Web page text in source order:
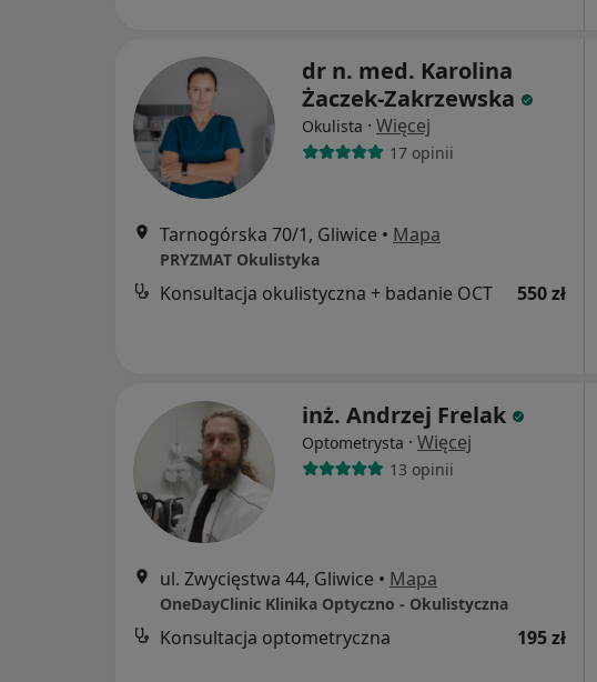
dr n. med. Karolina
Żaczek-Zakrzewska
Okulista · Więcej
17 opinii
Tarnogórska 70/1, Gliwice • Mapa
PRYZMAT Okulistyka
Konsultacja okulistyczna + badanie OCT 550 zł
inż. Andrzej Frelak
Optometrysta · Więcej
13 opinii
ul. Zwycięstwa 44, Gliwice • Mapa
OneDayClinic Klinika Optyczno - Okulistyczna
Konsultacja optometryczna 195 zł